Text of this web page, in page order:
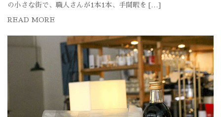
の小さな街で、職人さんが1本1本、手間暇を […]
READ MORE